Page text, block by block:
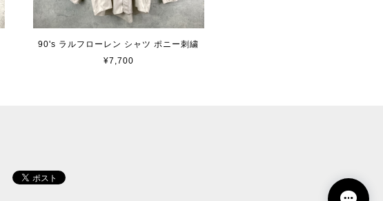
90's ラルフローレン シャツ ポニー刺繍
¥7,700